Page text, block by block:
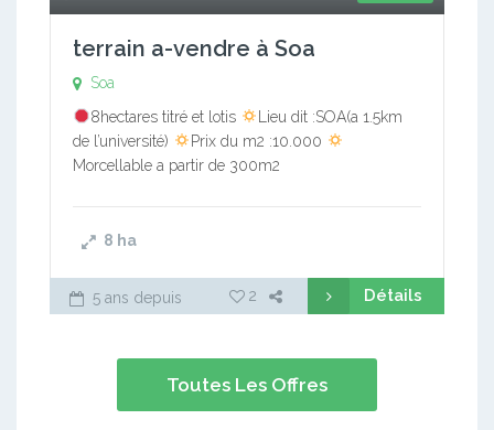
terrain a-vendre à Soa
Soa
8hectares titré et lotis
Lieu dit :SOA(a 1.5km
de l’université)
Prix du m2 :10.000
Morcellable a partir de 300m2
8 ha
5 ans depuis 2 Détails
Toutes Les Offres